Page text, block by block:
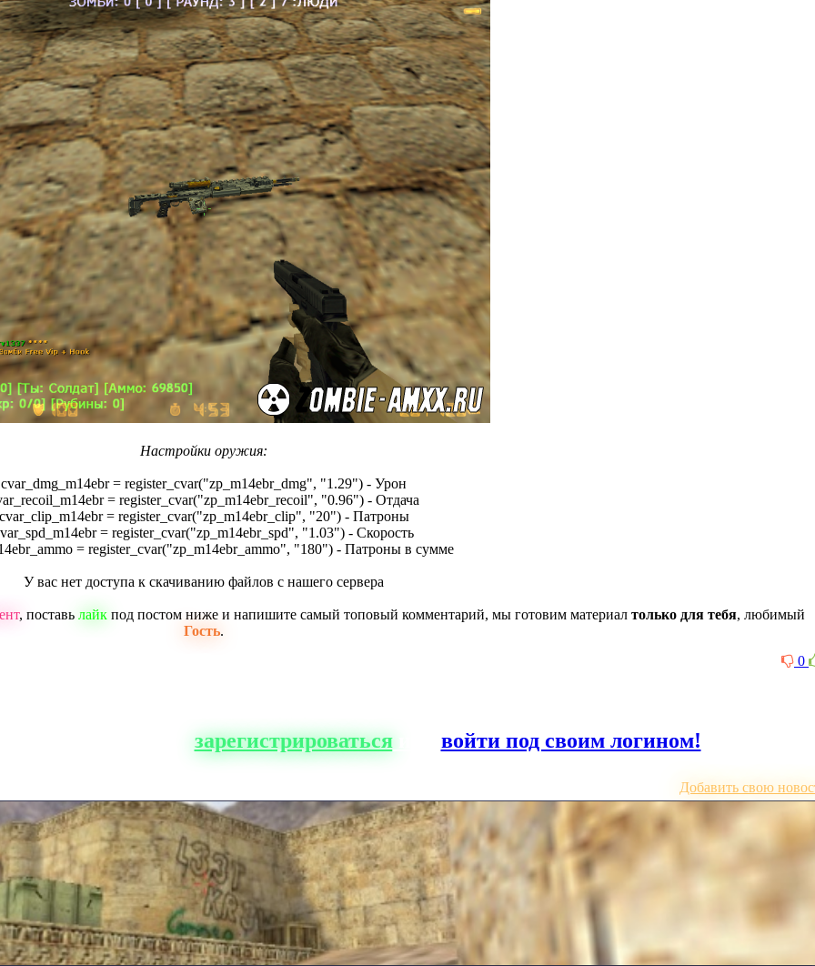
Настройки оружия:
cvar_dmg_m14ebr = register_cvar("zp_m14ebr_dmg", "1.29") - Урон
= register_cvar("zp_m14ebr_recoil", "0.96") - Отдача
cvar_clip_m14ebr = register_cvar("zp_m14ebr_clip", "20") - Патроны
= register_cvar("zp_m14ebr_spd", "1.03") - Скорость
= register_cvar("zp_m14ebr_ammo", "180") - Патроны в сумме
У вас нет доступа к скачиванию файлов с нашего сервера
, поставь лайкпод постом ниже и напишите самый топовый комментарий, мы готовим материал только для тебя, любимый
Гость.
0
сайта, вам нужно зарегистрироватьсяили войти под своим логином!
Добавить свою